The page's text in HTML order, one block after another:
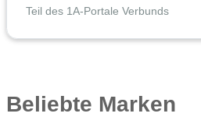
Teil des 1A-Portale Verbunds
Beliebte Marken